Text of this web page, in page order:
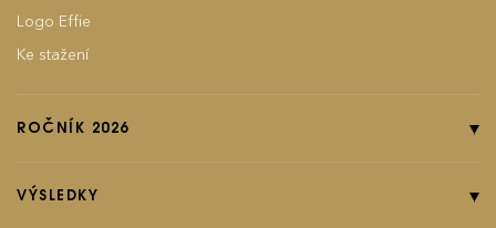
Logo Effie
Ke stažení
ROČNÍK 2026
Pravidla soutěže
VÝSLEDKY